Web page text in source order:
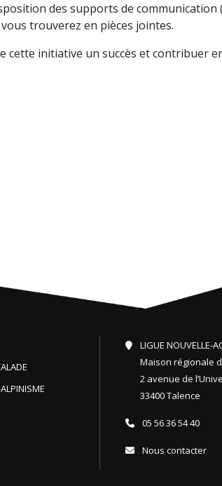
des supports de communication
trouverez en pièces jointes.
initiative un succès et contribuer
LIGUE NOUVELLE-
Maison régionale
2 avenue de
33400 Talence
05 56 36 54 40
Nous contacter